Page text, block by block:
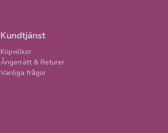
Kundtjänst
Köpvillkor
Ångerrätt & Returer
Vanliga frågor